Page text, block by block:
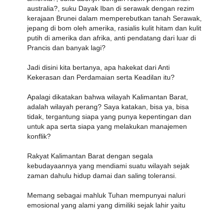
australia?, suku Dayak Iban di serawak dengan rezim
kerajaan Brunei dalam memperebutkan tanah Serawak,
jepang di bom oleh amerika, rasialis kulit hitam dan kulit
putih di amerika dan afrika, anti pendatang dari luar di
Prancis dan banyak lagi?
Jadi disini kita bertanya, apa hakekat dari Anti
Kekerasan dan Perdamaian serta Keadilan itu?
Apalagi dikatakan bahwa wilayah Kalimantan Barat,
adalah wilayah perang? Saya katakan, bisa ya, bisa
tidak, tergantung siapa yang punya kepentingan dan
untuk apa serta siapa yang melakukan manajemen
konflik?
Rakyat Kalimantan Barat dengan segala
kebudayaannya yang mendiami suatu wilayah sejak
zaman dahulu hidup damai dan saling toleransi.
Memang sebagai mahluk Tuhan mempunyai naluri
emosional yang alami yang dimiliki sejak lahir yaitu